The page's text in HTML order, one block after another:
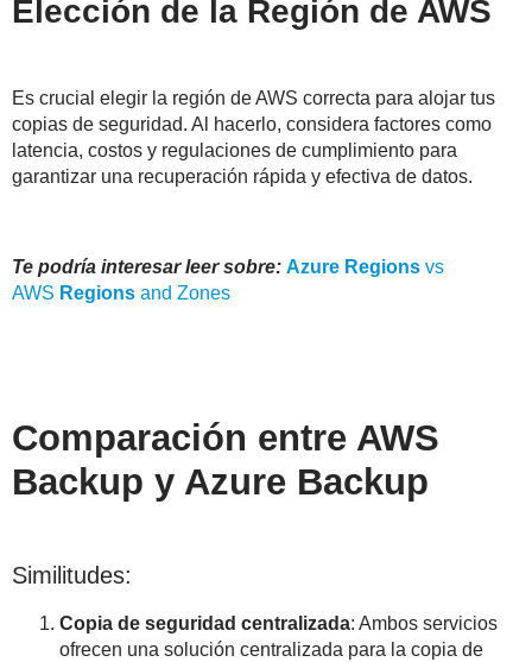
Elección de la Región de AWS
Es crucial elegir la región de AWS correcta para alojar tus
copias de seguridad. Al hacerlo, considera factores como
latencia, costos y regulaciones de cumplimiento para
garantizar una recuperación rápida y efectiva de datos.
Te podría interesar leer sobre: Azure Regions vs
AWS Regions and Zones
Comparación entre AWS
Backup y Azure Backup
Similitudes:
Copia de seguridad centralizada: Ambos servicios
ofrecen una solución centralizada para la copia de